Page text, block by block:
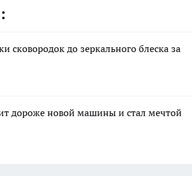
сковородок до зеркального блеска за
дороже новой машины и стал мечтой